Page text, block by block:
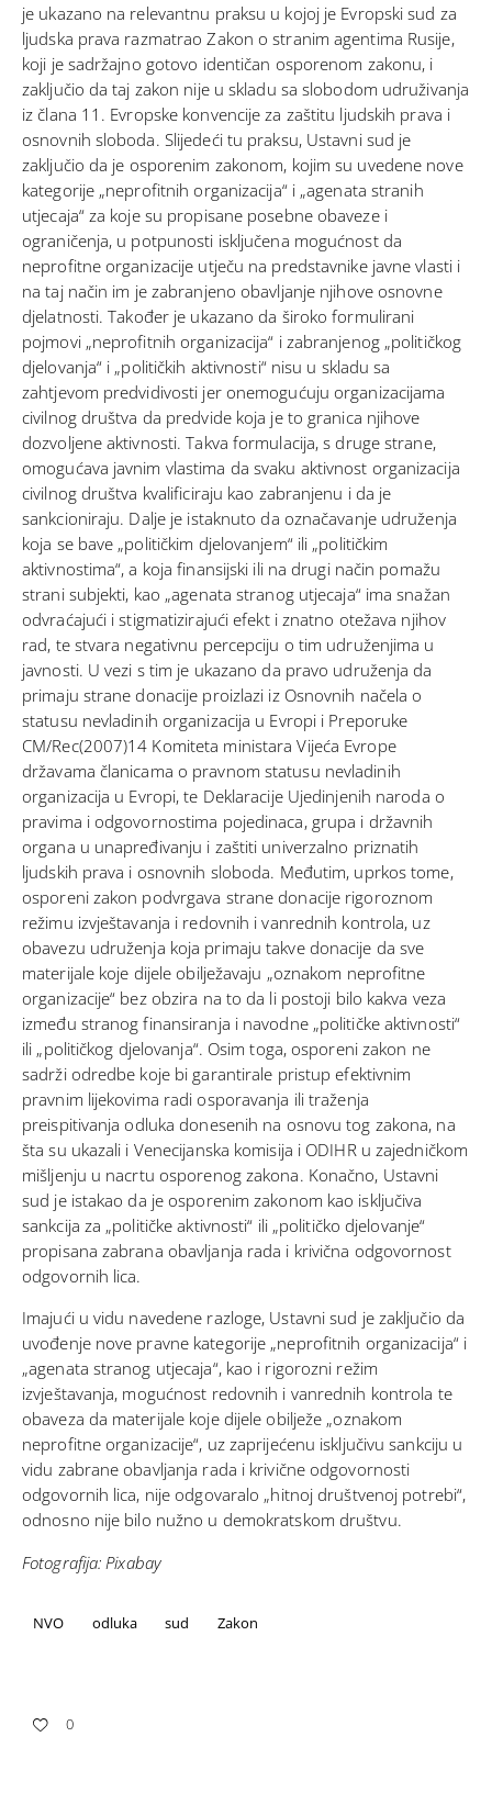
je ukazano na relevantnu praksu u kojoj je Evropski sud za
ljudska prava razmatrao Zakon o stranim agentima Rusije,
koji je sadržajno gotovo identičan osporenom zakonu, i
zaključio da taj zakon nije u skladu sa slobodom udruživanja
iz člana 11. Evropske konvencije za zaštitu ljudskih prava i
osnovnih sloboda. Slijedeći tu praksu, Ustavni sud je
zaključio da je osporenim zakonom, kojim su uvedene nove
kategorije „neprofitnih organizacija“ i „agenata stranih
utjecaja“ za koje su propisane posebne obaveze i
ograničenja, u potpunosti isključena mogućnost da
neprofitne organizacije utječu na predstavnike javne vlasti i
na taj način im je zabranjeno obavljanje njihove osnovne
djelatnosti. Također je ukazano da široko formulirani
pojmovi „neprofitnih organizacija“ i zabranjenog „političkog
djelovanja“ i „političkih aktivnosti“ nisu u skladu sa
zahtjevom predvidivosti jer onemogućuju organizacijama
civilnog društva da predvide koja je to granica njihove
dozvoljene aktivnosti. Takva formulacija, s druge strane,
omogućava javnim vlastima da svaku aktivnost organizacija
civilnog društva kvalificiraju kao zabranjenu i da je
sankcioniraju. Dalje je istaknuto da označavanje udruženja
koja se bave „političkim djelovanjem“ ili „političkim
aktivnostima“, a koja finansijski ili na drugi način pomažu
strani subjekti, kao „agenata stranog utjecaja“ ima snažan
odvraćajući i stigmatizirajući efekt i znatno otežava njihov
rad, te stvara negativnu percepciju o tim udruženjima u
javnosti. U vezi s tim je ukazano da pravo udruženja da
primaju strane donacije proizlazi iz Osnovnih načela o
statusu nevladinih organizacija u Evropi i Preporuke
CM/Rec(2007)14 Komiteta ministara Vijeća Evrope
državama članicama o pravnom statusu nevladinih
organizacija u Evropi, te Deklaracije Ujedinjenih naroda o
pravima i odgovornostima pojedinaca, grupa i državnih
organa u unapređivanju i zaštiti univerzalno priznatih
ljudskih prava i osnovnih sloboda. Međutim, uprkos tome,
osporeni zakon podvrgava strane donacije rigoroznom
režimu izvještavanja i redovnih i vanrednih kontrola, uz
obavezu udruženja koja primaju takve donacije da sve
materijale koje dijele obilježavaju „oznakom neprofitne
organizacije“ bez obzira na to da li postoji bilo kakva veza
između stranog finansiranja i navodne „političke aktivnosti“
ili „političkog djelovanja“. Osim toga, osporeni zakon ne
sadrži odredbe koje bi garantirale pristup efektivnim
pravnim lijekovima radi osporavanja ili traženja
preispitivanja odluka donesenih na osnovu tog zakona, na
šta su ukazali i Venecijanska komisija i ODIHR u zajedničkom
mišljenju u nacrtu osporenog zakona. Konačno, Ustavni
sud je istakao da je osporenim zakonom kao isključiva
sankcija za „političke aktivnosti“ ili „političko djelovanje“
propisana zabrana obavljanja rada i krivična odgovornost
odgovornih lica.
Imajući u vidu navedene razloge, Ustavni sud je zaključio da
uvođenje nove pravne kategorije „neprofitnih organizacija“ i
„agenata stranog utjecaja“, kao i rigorozni režim
izvještavanja, mogućnost redovnih i vanrednih kontrola te
obaveza da materijale koje dijele obilježe „oznakom
neprofitne organizacije“, uz zaprijećenu isključivu sankciju u
vidu zabrane obavljanja rada i krivične odgovornosti
odgovornih lica, nije odgovaralo „hitnoj društvenoj potrebi“,
odnosno nije bilo nužno u demokratskom društvu.
Fotografija: Pixabay
NVO odluka sud Zakon
0